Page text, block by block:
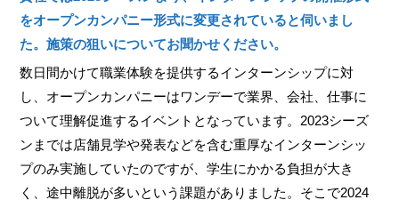
をオープンカンパニー形式に変更されていると伺いまし
た。施策の狙いについてお聞かせください。
数日間かけて職業体験を提供するインターンシップに対
し、オープンカンパニーはワンデーで業界、会社、仕事に
ついて理解促進するイベントとなっています。2023シーズ
ンまでは店舗見学や発表などを含む重厚なインターンシッ
プのみ実施していたのですが、学生にかかる負担が大き
く、途中離脱が多いという課題がありました。そこで2024